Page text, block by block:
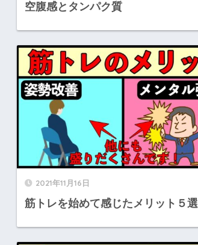
空腹感とタンパク質
2021年11月16日
筋トレを始めて感じたメリット５選